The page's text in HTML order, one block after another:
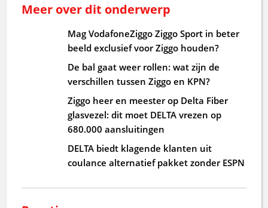
Meer over dit onderwerp
Mag VodafoneZiggo Ziggo Sport in beter
beeld exclusief voor Ziggo houden?
De bal gaat weer rollen: wat zijn de
verschillen tussen Ziggo en KPN?
Ziggo heer en meester op Delta Fiber
glasvezel: dit moet DELTA vrezen op
680.000 aansluitingen
DELTA biedt klagende klanten uit
coulance alternatief pakket zonder ESPN